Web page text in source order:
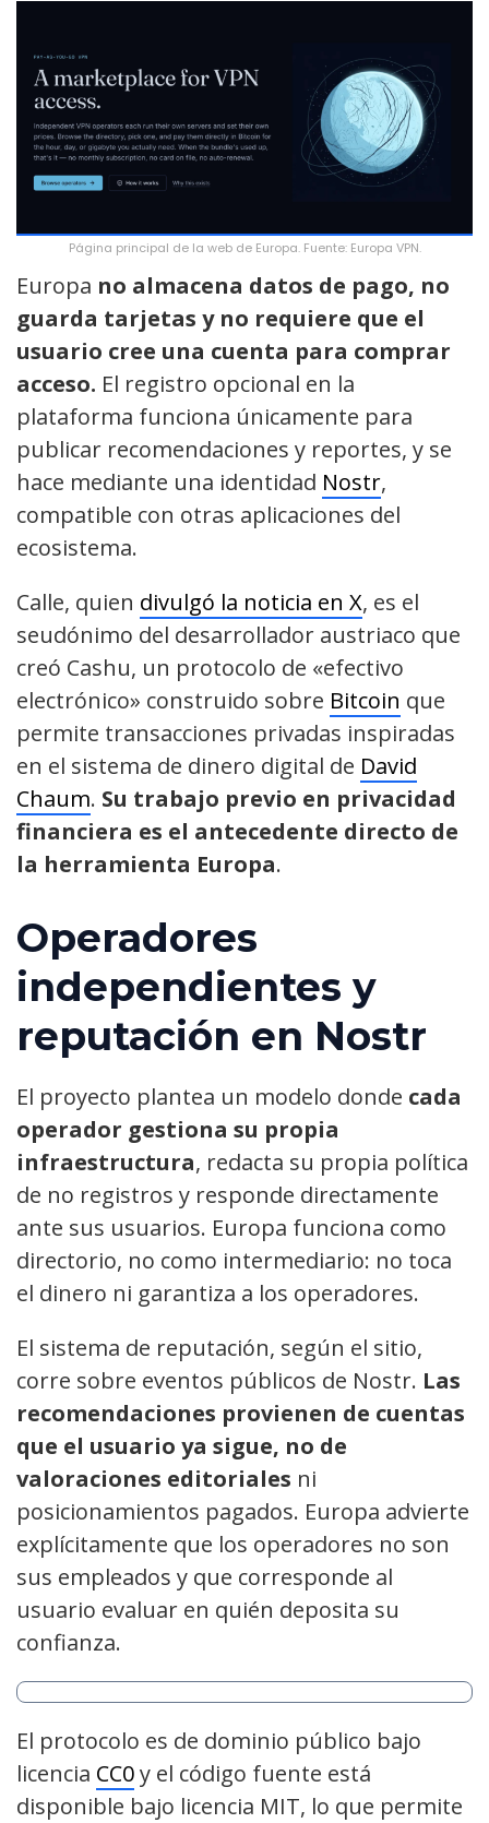
Página principal de la web de Europa. Fuente: Europa VPN.
Europa no almacena datos de pago, no
guarda tarjetas y no requiere que el
usuario cree una cuenta para comprar
acceso. El registro opcional en la
plataforma funciona únicamente para
publicar recomendaciones y reportes, y se
hace mediante una identidad Nostr,
compatible con otras aplicaciones del
ecosistema.
Calle, quien divulgó la noticia en X, es el
seudónimo del desarrollador austriaco que
creó Cashu, un protocolo de «efectivo
electrónico» construido sobre Bitcoin que
permite transacciones privadas inspiradas
en el sistema de dinero digital de David
Chaum. Su trabajo previo en privacidad
financiera es el antecedente directo de
la herramienta Europa.
Operadores
independientes y
reputación en Nostr
El proyecto plantea un modelo donde cada
operador gestiona su propia
infraestructura, redacta su propia política
de no registros y responde directamente
ante sus usuarios. Europa funciona como
directorio, no como intermediario: no toca
el dinero ni garantiza a los operadores.
El sistema de reputación, según el sitio,
corre sobre eventos públicos de Nostr. Las
recomendaciones provienen de cuentas
que el usuario ya sigue, no de
valoraciones editoriales ni
posicionamientos pagados. Europa advierte
explícitamente que los operadores no son
sus empleados y que corresponde al
usuario evaluar en quién deposita su
confianza.
El protocolo es de dominio público bajo
licencia CC0y el código fuente está
disponible bajo licencia MIT, lo que permite